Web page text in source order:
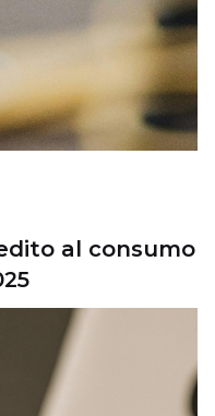
al consumo